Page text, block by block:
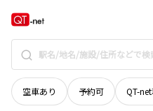
空車あり 予約可 QT-
広島県